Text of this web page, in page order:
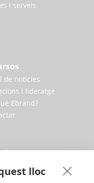
lloc
i serveis
de notícies
i lideratge
Ebrand?